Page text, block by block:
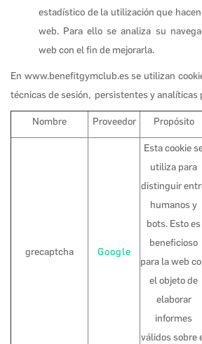
estadístico de la utilización que
web. Para ello se analiza su
web con el fin de mejorarla.
En www.benefitgymclub.es se utilizan
técnicas de sesión, persistentes y analíticas
Nombre Proveedor Propósito
grecaptcha Google
Esta cookie
utiliza para
distinguir
humanos y
bots. Esto es
beneficioso
para la web
el objeto de
elaborar
informes
válidos sobre